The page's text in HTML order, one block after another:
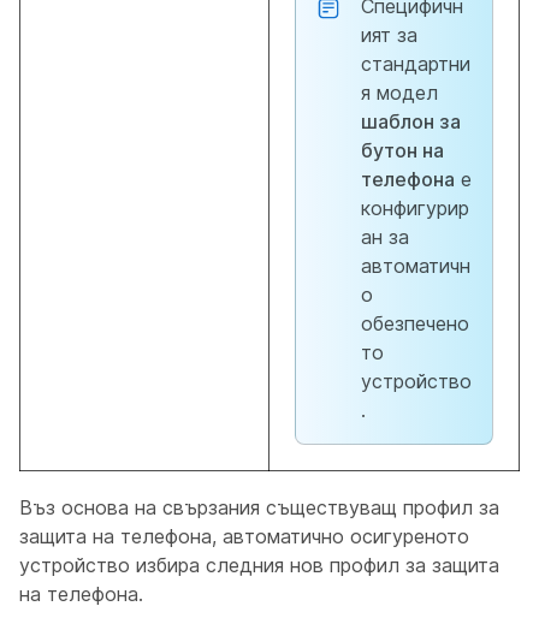
Специфичн
ият за
стандартни
я модел
шаблон за
бутон на
телефона е
конфигурир
ан за
автоматичн
о
обезпечено
то
устройство
.
Въз основа на свързания съществуващ профил за
защита на телефона, автоматично осигуреното
устройство избира следния нов профил за защита
на телефона.